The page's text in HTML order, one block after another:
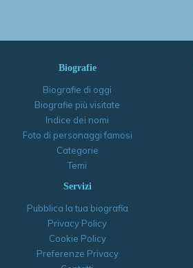
Biografie
Biografie di oggi
Biografie più visitate
Indice dei nomi
Foto di personaggi famosi
Categorie
Temi
Servizi
Pubblica la tua biografia
Privacy Policy
Cookie Policy
Preferenze Privacy